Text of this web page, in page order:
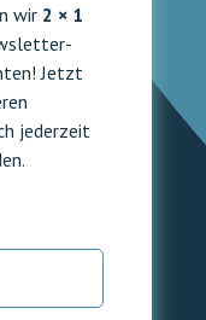
wir 2 × 1
Jetzt
jederzeit